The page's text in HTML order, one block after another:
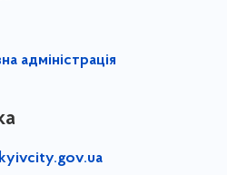
адміністрація